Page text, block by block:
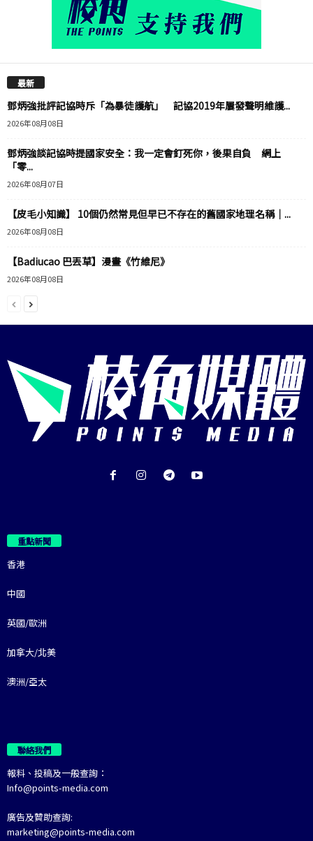
最新
鄧炳強批評記協時斥「為暴徒護航」 記協2019年屢發聲明維護...
2026年08月08日
鄧炳強談記協時提國家安全：我一定會釘死你，後果自負 網上
「零...
2026年08月07日
【皮毛小知識】 10個仍然常見但早已不存在的舊國家地理名稱｜...
2026年08月08日
【Badiucao 巴丟草】漫畫《竹維尼》
2026年08月08日
重點新聞
香港
中國
英國/歐洲
加拿大/北美
澳洲/亞太
聯絡我們
報料、投稿及一般查詢：
Info@points-media.com
廣告及贊助查詢:
marketing@points-media.com